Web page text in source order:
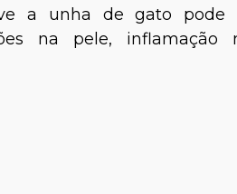
a unha de gato pode
na pele, inflamação